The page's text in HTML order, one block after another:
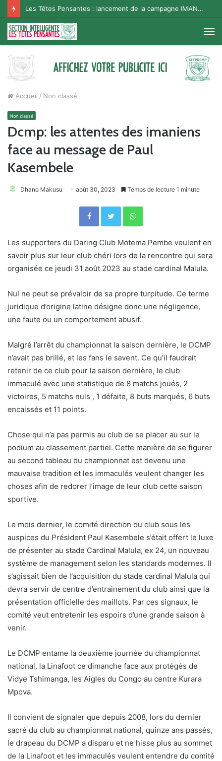
Les Têtes Pensantes : lancement de la campagne IMANA na BISO, Supporter Telema
Accueil / Non classé
Non classé
Dcmp: les attentes des imaniens
face au message de Paul
Kasembele
Dhano Makusu août 30, 2023 Temps de lecture 1 minute
FacebookTwitterWhatsApp
Les supporters du Daring Club Motema Pembe veulent en
savoir plus sur leur club chéri lors de la rencontre qui sera
organisée ce jeudi 31 août 2023 au stade cardinal Malula.
Nul ne peut se prévaloir de sa propre turpitude. Ce terme
juridique d’origine latine désigne donc une négligence,
une faute ou un comportement abusif.
Malgré l’arrêt du championnat la saison dernière, le DCMP
n’avait pas brillé, et les fans le savent. Ce qu’il faudrait
retenir de ce club pour la saison dernière, le club
immaculé avec une statistique de 8 matchs joués, 2
victoires, 5 matchs nuls , 1 défaite, 8 buts marqués, 6 buts
encaissés et 11 points.
Chose qui n’a pas permis au club de se placer au sur le
podium au classement partiel. Cette manière de se figurer
au second tableau du championnat est devenu une
mauvaise tradition et les immaculés veulent changer les
choses afin de redorer l’image de leur club cette saison
sportive.
Le mois dernier, le comité direction du club sous les
auspices du Président Paul Kasembele s’était offert le luxe
de présenter au stade Cardinal Malula, ex 24, un nouveau
système de management selon les standards modernes. Il
s’agissait bien de l’acquisition du stade cardinal Malula qui
devra servir de centre d’entrainement du club ainsi que la
présentation officielle des maillots. Par ces signaux, le
comité veut entretenir les espoirs d’une grande saison à
venir.
Le DCMP entame la deuxième journée du championnat
national, la Linafoot ce dimanche face aux protégés de
Vidye Tshimanga, les Aigles du Congo au centre Kurara
Mpova.
Il convient de signaler que depuis 2008, lors du dernier
sacré du club au championnat national, quinze ans passés,
le drapeau du DCMP a disparu et ne hisse plus au sommet
de la Linafoot et les immaculés veulent entendre du comité